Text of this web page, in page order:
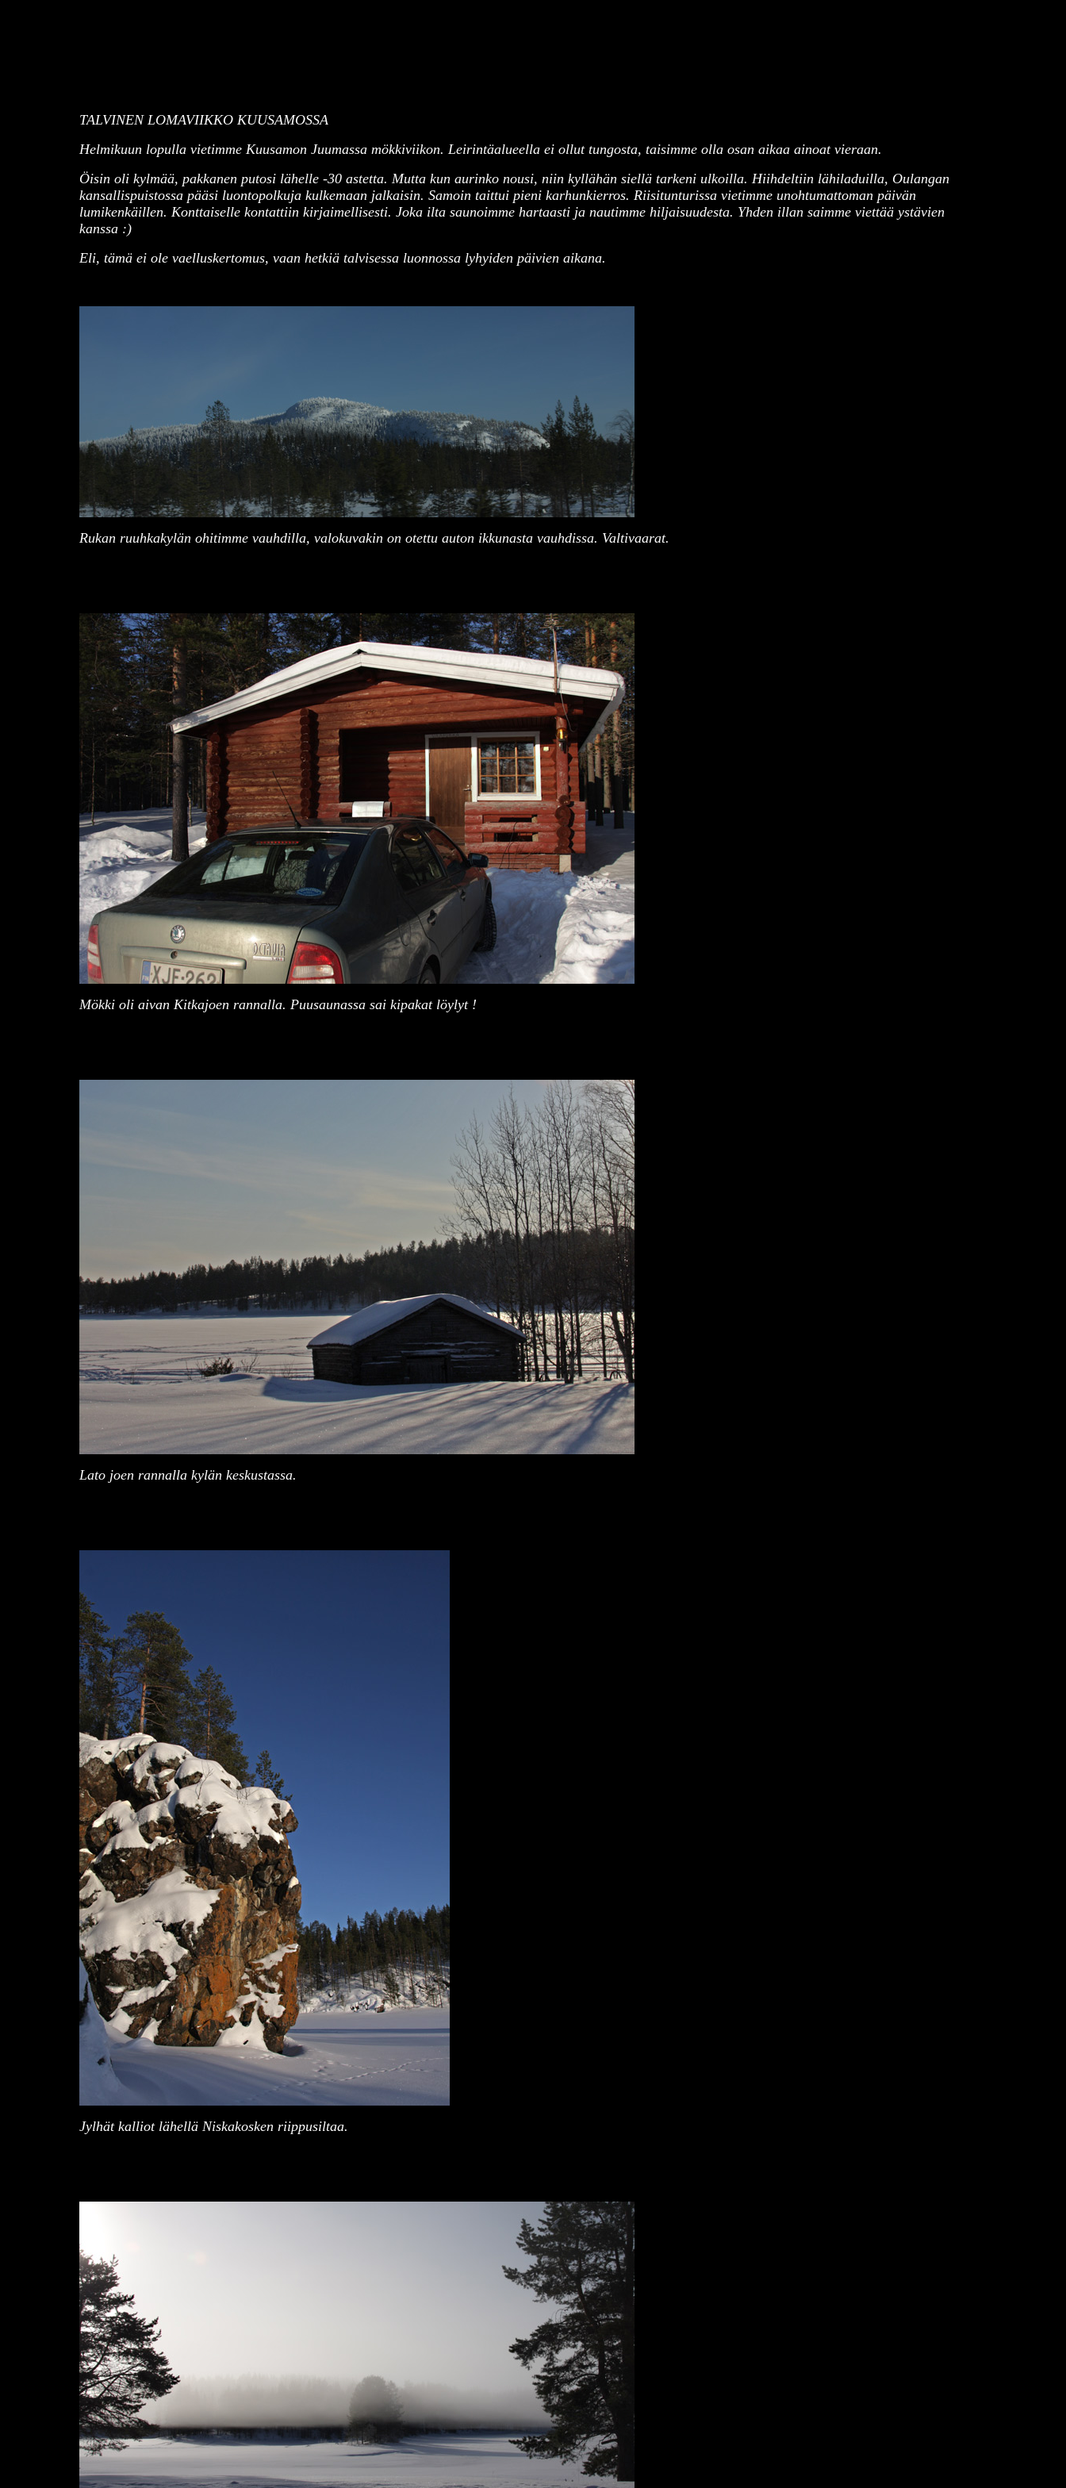
TALVINEN LOMAVIIKKO KUUSAMOSSA
Helmikuun lopulla vietimme Kuusamon Juumassa mökkiviikon. Leirintäalueella ei ollut tungosta, taisimme olla osan aikaa ainoat vieraan.
Öisin oli kylmää, pakkanen putosi lähelle -30 astetta. Mutta kun aurinko nousi, niin kyllähän siellä tarkeni ulkoilla. Hiihdeltiin lähiladuilla, Oulangan
kansallispuistossa pääsi luontopolkuja kulkemaan jalkaisin. Samoin taittui pieni karhunkierros. Riisitunturissa vietimme unohtumattoman päivän
lumikenkäillen. Konttaiselle kontattiin kirjaimellisesti. Joka ilta saunoimme hartaasti ja nautimme hiljaisuudesta. Yhden illan saimme viettää ystävien
kanssa :)
Eli, tämä ei ole vaelluskertomus, vaan hetkiä talvisessa luonnossa lyhyiden päivien aikana.
Rukan ruuhkakylän ohitimme vauhdilla, valokuvakin on otettu auton ikkunasta vauhdissa. Valtivaarat.
Mökki oli aivan Kitkajoen rannalla. Puusaunassa sai kipakat löylyt !
Lato joen rannalla kylän keskustassa.
Jylhät kalliot lähellä Niskakosken riippusiltaa.